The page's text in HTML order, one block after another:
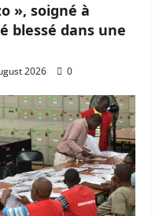
», soigné à
blessé dans une
2026 0